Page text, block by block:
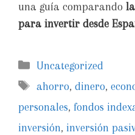
una guía comparando
para invertir desde
Uncategorized
ahorro,dinero,
personales, fondos
inversión, inversión